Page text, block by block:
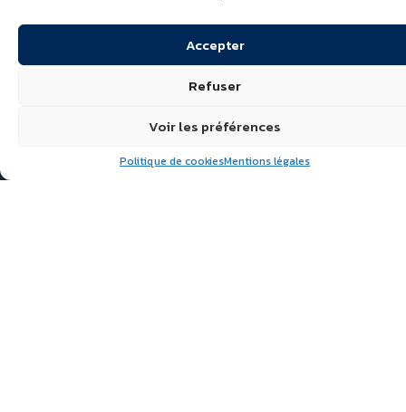
Accepter
Refuser
Voir les préférences
Politique de cookiesMentions légales